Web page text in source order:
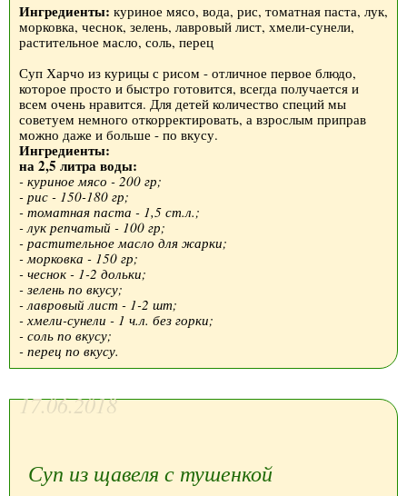
Ингредиенты: куриное мясо, вода, рис, томатная паста, лук,
морковка, чеснок, зелень, лавровый лист, хмели-сунели,
растительное масло, соль, перец
Суп Харчо из курицы с рисом - отличное первое блюдо,
которое просто и быстро готовится, всегда получается и
всем очень нравится. Для детей количество специй мы
советуем немного откорректировать, а взрослым приправ
можно даже и больше - по вкусу.
Ингредиенты:
на 2,5 литра воды:
- куриное мясо - 200 гр;
- рис - 150-180 гр;
- томатная паста - 1,5 ст.л.;
- лук репчатый - 100 гр;
- растительное масло для жарки;
- морковка - 150 гр;
- чеснок - 1-2 дольки;
- зелень по вкусу;
- лавровый лист - 1-2 шт;
- хмели-сунели - 1 ч.л. без горки;
- соль по вкусу;
- перец по вкусу.
17.06.2018
Суп из щавеля с тушенкой